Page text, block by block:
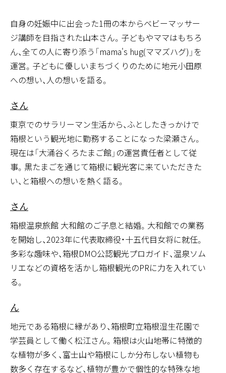
自身の妊娠中に出会った1冊の本からベビーマッサー
ジ講師を目指された山本さん。子どもやママはもちろ
ん、全ての人に寄り添う「mama's hug(ママズハグ)」を
運営。子どもに優しいまちづくりのために地元小田原
への想い、人の想いを語る。
働く人々
さん
東京でのサラリーマン生活から、ふとしたきっかけで
箱根という観光地に勤務することになった梁瀬さん。
現在は「大涌谷くろたまご館」の運営責任者として従
事。黒たまごを通じて箱根に観光客に来ていただきた
い、と箱根への想いを熱く語る。
働く人々 暮らす人々
さん
箱根温泉旅館 大和館のご子息と結婚。大和館での業務
を開始し、2023年に代表取締役・十五代目女将に就任。
多彩な趣味や、箱根DMO公認観光プロガイド、温泉ソム
リエなどの資格を活かし箱根観光のPRに力を入れてい
る。
働く人々
ん
地元である箱根に縁があり、箱根町立箱根湿生花園で
学芸員として働く松江さん。箱根は火山地帯に特徴的
な植物が多く、富士山や箱根にしか分布しない植物も
数多く存在するなど、植物が豊かで個性的な特殊な地